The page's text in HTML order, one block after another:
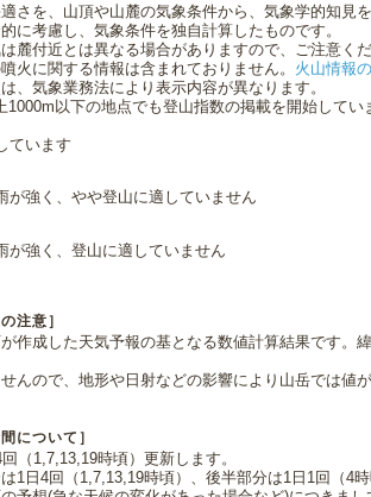
さを、山頂や山麓の気象条件から、気象学的知見
に考慮し、気象条件を独自計算したものです。
麓付近とは異なる場合がありますので、ご注意くだ
火に関する情報は含まれておりません。 火山情報
、気象業務法により表示内容が異なります。
以下の地点でも登山指数の掲載を開始してい
ています
が強く、やや登山に適していません
が強く、登山に適していません
注意］
作成した天気予報の基となる数値計算結果です。
んので、地形や日射などの影響により山岳では値
について］
（1,7,13,19時頃）更新します。
1日4回（1,7,13,19時頃）、後半部分は1日1回（4時